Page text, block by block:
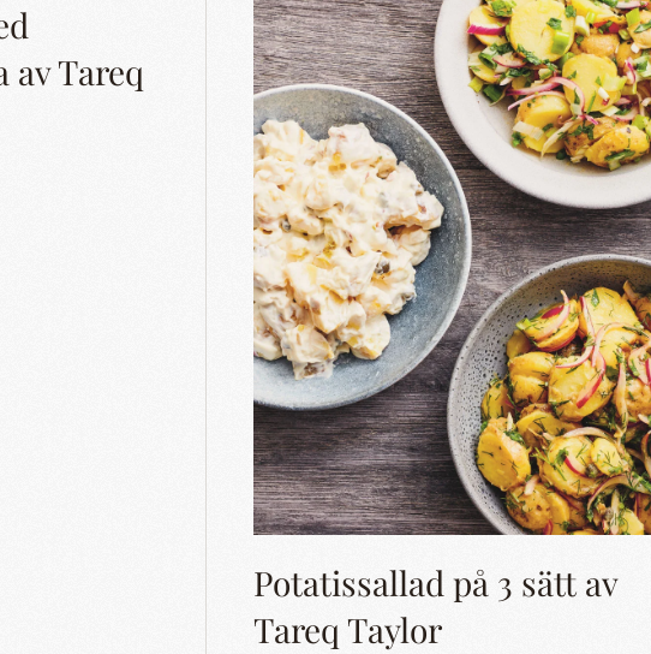
Tareq
Potatissallad på 3 sätt av
Tareq Taylor